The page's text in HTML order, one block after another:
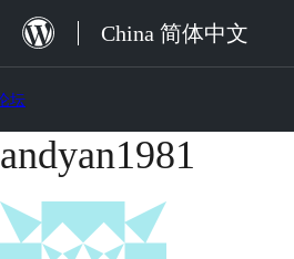
China 简体中文
坛
跳
内
容
andyan1981